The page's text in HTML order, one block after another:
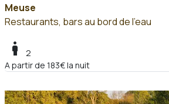
Meuse
Restaurants, bars au bord de l'eau
boy
2
A partir de 183€ la nuit